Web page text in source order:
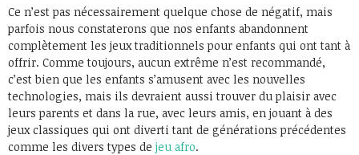
Ce n’est pas nécessairement quelque chose de négatif, mais
parfois nous constaterons que nos enfants abandonnent
complètement les jeux traditionnels pour enfants qui ont tant à
offrir. Comme toujours, aucun extrême n’est recommandé,
c’est bien que les enfants s’amusent avec les nouvelles
technologies, mais ils devraient aussi trouver du plaisir avec
leurs parents et dans la rue, avec leurs amis, en jouant à des
jeux classiques qui ont diverti tant de générations précédentes
comme les divers types de jeu afro.